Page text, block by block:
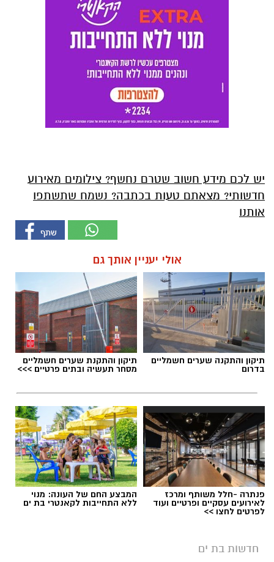
יש לכם מידע חשוב שטרם נחשף? צילומים מאירוע
חדשותי? מצאתם טעות בכתבה? נשמח שתשתפו
אותנו
אולי יעניין אותך גם
תיקון והתקנה שערים חשמליים
בדרום
תיקון והתקנת שערים חשמליים
מסחר תעשיה ובתים פרטיים >>>
פנתרה -חלל משותף ומרכז
לאירועים עסקיים ופרטיים ועוד
לפרטים לחצו >>
המבצע החם של העונה: מנוי
ללא התחייבות לקאנטרי בת ים
חדשות בת ים